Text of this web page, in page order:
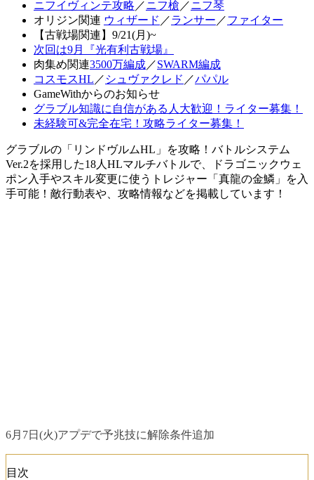
ニフイヴィンテ攻略 ／ニフ槍 ／ニフ琴
オリジン関連 ウィザード ／ランサー ／ファイター
【古戦場関連】9/21(月)~
次回は9月『光有利古戦場』
肉集め関連3500万編成／SWARM編成
コスモスHL ／ シュヴァクレド ／パパル
GameWithからのお知らせ
グラブル知識に自信がある人大歓迎！ライター募集！
未経験可&完全在宅！攻略ライター募集！
グラブルの「リンドヴルムHL」を攻略！バトルシステム
Ver.2を採用した18人HLマルチバトルで、ドラゴニックウェ
ポン入手やスキル変更に使うトレジャー「真龍の金鱗」を入
手可能！敵行動表や、攻略情報などを掲載しています！
6月7日(火)アプデで予兆技に解除条件追加
目次